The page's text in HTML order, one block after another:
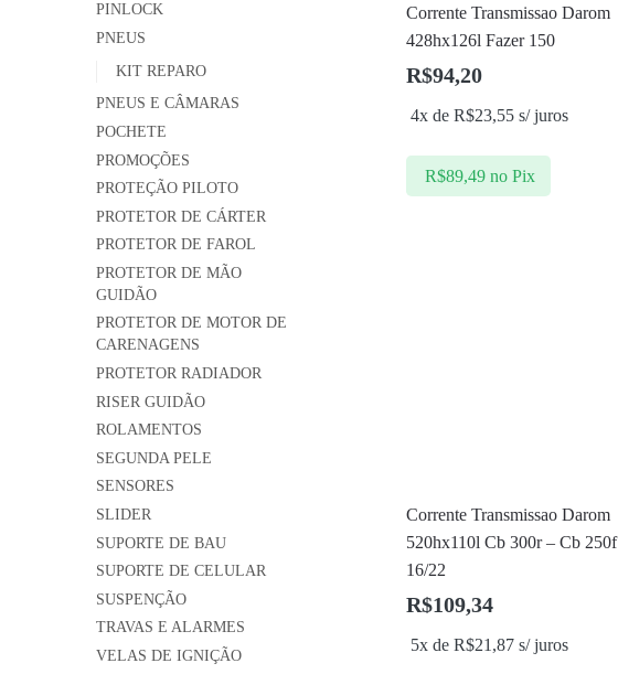
Corrente Transmissao Darom
428hx126l Fazer 150
R$94,20
4x de R$23,55s/ juros
R$89,49 no Pix
Corrente Transmissao Darom
520hx110l Cb 300r – Cb 250f
16/22
R$109,34
5x de R$21,87s/ juros
PINLOCK
PNEUS
KIT REPARO
PNEUS E CÂMARAS
POCHETE
PROMOÇÕES
PROTEÇÃO PILOTO
PROTETOR DE CÁRTER
PROTETOR DE FAROL
PROTETOR DE MÃO
GUIDÃO
PROTETOR DE MOTOR DE
CARENAGENS
PROTETOR RADIADOR
RISER GUIDÃO
ROLAMENTOS
SEGUNDA PELE
SENSORES
SLIDER
SUPORTE DE BAU
SUPORTE DE CELULAR
SUSPENÇÃO
TRAVAS E ALARMES
VELAS DE IGNIÇÃO